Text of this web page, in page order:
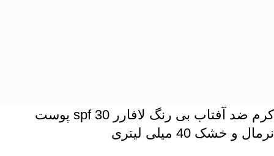
کرم ضد آفتاب بی رنگ لافارر spf 30 پوست
نرمال و خشک 40 میلی لیتری